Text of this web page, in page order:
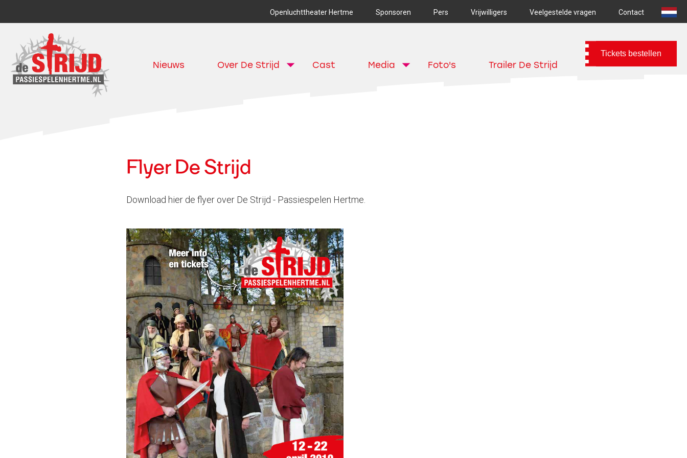
Openluchttheater Hertme Sponsoren Pers Vrijwilligers Veelgestelde vragen Contact
Nieuws Over De Strijd Cast Media Foto's Trailer De Strijd
Tickets bestellen
Flyer De Strijd
Download hier de flyer over De Strijd - Passiespelen Hertme.